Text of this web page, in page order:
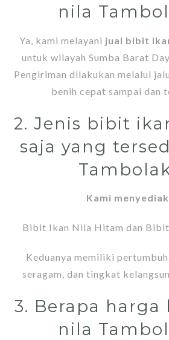
nila
Ya, kami melayani jual bibit
untuk wilayah Sumba Barat
Pengiriman dilakukan melalui
benih cepat sampai dan
2. Jenis bibit
saja yang
Kami
Bibit Ikan Nila Hitam dan
Keduanya memiliki
seragam, dan tingkat
3. Berapa
nila